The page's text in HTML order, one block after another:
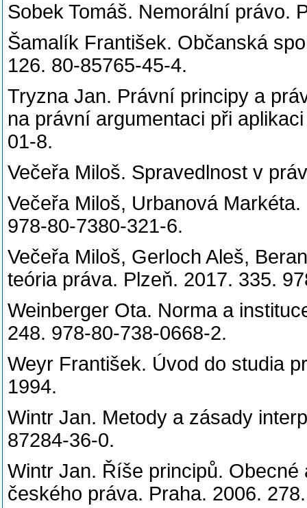
Sobek Tomáš. Nemorální
Šamalík František. Občanská
126. 80-85765-45-4.
Tryzna Jan. Právní principy a
na právní argumentaci při
01-8.
Večeřa Miloš. Spravedlnost v
Večeřa Miloš, Urbanová
978-80-7380-321-6.
Večeřa Miloš, Gerloch Aleš,
teória práva. Plzeň. 2017. 335.
Weinberger Ota. Norma a
248. 978-80-738-0668-2.
Weyr František. Úvod do studia
1994.
Wintr Jan. Metody a zásady
87284-36-0.
Wintr Jan. Říše principů.
českého práva. Praha. 2006.